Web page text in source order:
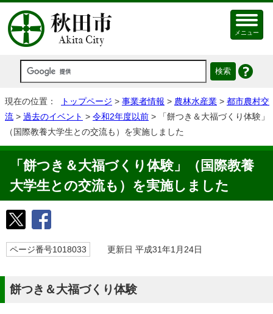
メニュー
現在の位置： トップページ > 事業者情報 > 農林水産業 > 都市農村交
流 > 過去のイベント > 令和2年度以前 > 「餅つき＆大福づくり体験」
（国際教養大学生との交流も）を実施しました
「餅つき＆大福づくり体験」（国際教養
大学生との交流も）を実施しました
ページ番号1018033 更新日 平成31年1月24日
餅つき＆大福づくり体験